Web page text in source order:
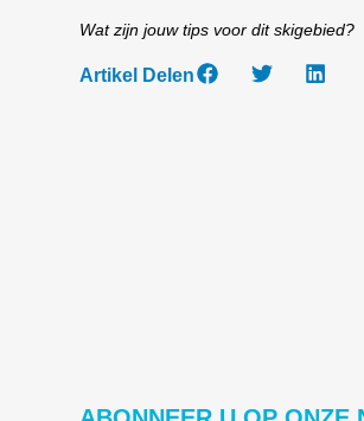
Wat zijn jouw tips voor dit skigebied?
Artikel Delen